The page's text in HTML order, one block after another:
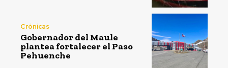
Crónicas
Gobernador del Maule
plantea fortalecer el Paso
Pehuenche